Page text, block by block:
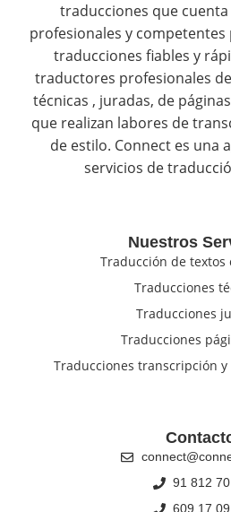
traducciones que
profesionales y competentes
traducciones fiables y
traductores profesionales
técnicas , juradas, de
que realizan labores de
de estilo. Connect es una
servicios de
Nuestros
Traducción de textos
Traducciones
Traducciones
Traducciones
Traducciones transcripción
91 812
609 17